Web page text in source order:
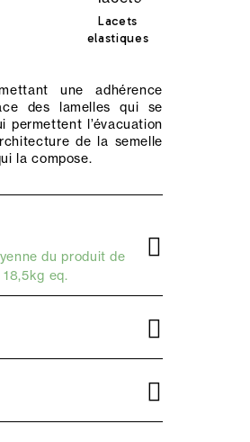
Lacets
elastiques
une adhérence
des lamelles qui se
permettent l’évacuation
de la semelle
la compose.
du produit de
eq.